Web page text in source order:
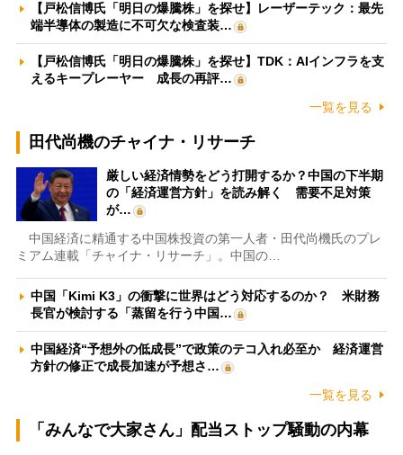
【戸松信博氏「明日の爆騰株」を探せ】レーザーテック：最先
端半導体の製造に不可欠な検査装…
【戸松信博氏「明日の爆騰株」を探せ】TDK：AIインフラを支
えるキープレーヤー 成長の再評…
一覧を見る
田代尚機のチャイナ・リサーチ
厳しい経済情勢をどう打開するか？中国の下半期
の「経済運営方針」を読み解く 需要不足対策
が…
中国経済に精通する中国株投資の第一人者・田代尚機氏のプレ
ミアム連載「チャイナ・リサーチ」。中国の…
中国「Kimi K3」の衝撃に世界はどう対応するのか？ 米財務
長官が検討する「蒸留を行う中国…
中国経済“予想外の低成長”で政策のテコ入れ必至か 経済運営
方針の修正で成長加速が予想さ…
一覧を見る
「みんなで大家さん」配当ストップ騒動の内幕